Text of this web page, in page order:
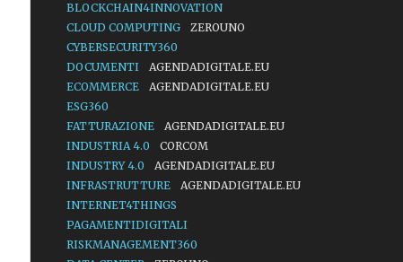
BLOCKCHAIN4INNOVATION
CLOUD COMPUTING
ZEROUNO
CYBERSECURITY360
DOCUMENTI
AGENDADIGITALE.EU
ECOMMERCE
AGENDADIGITALE.EU
ESG360
FATTURAZIONE
AGENDADIGITALE.EU
INDUSTRIA 4.0
CORCOM
INDUSTRY 4.0
AGENDADIGITALE.EU
INFRASTRUTTURE
AGENDADIGITALE.EU
INTERNET4THINGS
PAGAMENTIDIGITALI
RISKMANAGEMENT360